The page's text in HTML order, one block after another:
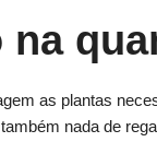
na
as plantas
nada de